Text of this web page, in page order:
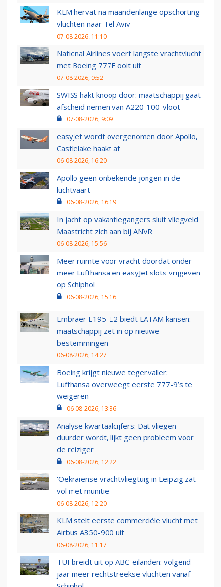
KLM hervat na maandenlange opschorting
vluchten naar Tel Aviv
07-08-2026, 11:10
National Airlines voert langste vrachtvlucht
met Boeing 777F ooit uit
07-08-2026, 9:52
SWISS hakt knoop door: maatschappij gaat
afscheid nemen van A220-100-vloot
07-08-2026, 9:09
easyJet wordt overgenomen door Apollo,
Castlelake haakt af
06-08-2026, 16:20
Apollo geen onbekende jongen in de
luchtvaart
06-08-2026, 16:19
In jacht op vakantiegangers sluit vliegveld
Maastricht zich aan bij ANVR
06-08-2026, 15:56
Meer ruimte voor vracht doordat onder
meer Lufthansa en easyJet slots vrijgeven
op Schiphol
06-08-2026, 15:16
Embraer E195-E2 biedt LATAM kansen:
maatschappij zet in op nieuwe
bestemmingen
06-08-2026, 14:27
Boeing krijgt nieuwe tegenvaller:
Lufthansa overweegt eerste 777-9’s te
weigeren
06-08-2026, 13:36
Analyse kwartaalcijfers: Dat vliegen
duurder wordt, lijkt geen probleem voor
de reiziger
06-08-2026, 12:22
'Oekraïense vrachtvliegtuig in Leipzig zat
vol met munitie'
06-08-2026, 12:20
KLM stelt eerste commerciële vlucht met
Airbus A350-900 uit
06-08-2026, 11:17
TUI breidt uit op ABC-eilanden: volgend
jaar meer rechtstreekse vluchten vanaf